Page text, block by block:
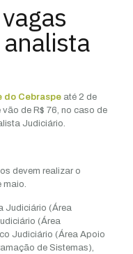
do Cebraspe até 2 de
de R$ 76, no caso de
Judiciário.
devem realizar o
maio.
Judiciário (Área
(Área
Judiciário (Área Apoio
de Sistemas),